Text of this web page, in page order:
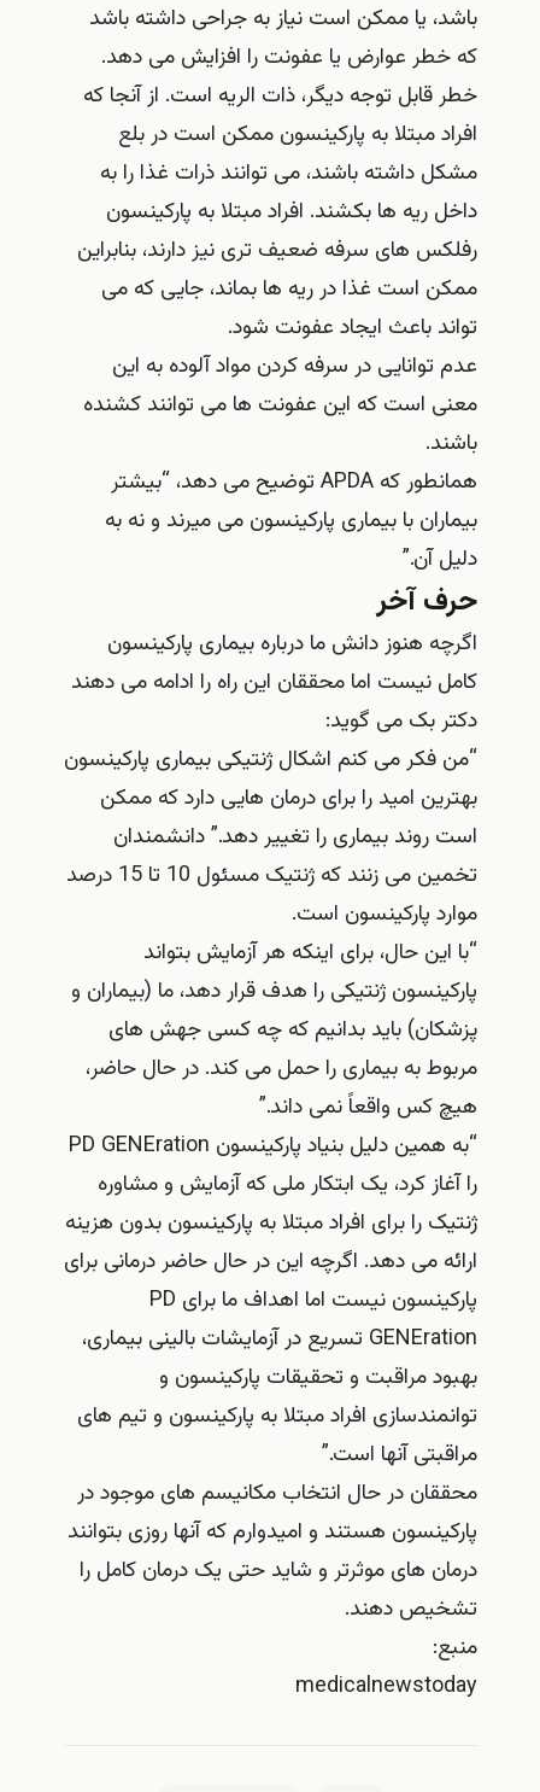
باشد، یا ممکن است نیاز به جراحی داشته باشد
که خطر عوارض یا عفونت را افزایش می دهد.
خطر قابل توجه دیگر، ذات الریه است. از آنجا که
افراد مبتلا به پارکینسون ممکن است در بلع
مشکل داشته باشند، می توانند ذرات غذا را به
داخل ریه ها بکشند. افراد مبتلا به پارکینسون
رفلکس های سرفه ضعیف تری نیز دارند، بنابراین
ممکن است غذا در ریه ها بماند، جایی که می
تواند باعث ایجاد عفونت شود.
عدم توانایی در سرفه کردن مواد آلوده به این
معنی است که این عفونت ها می توانند کشنده
باشند.
همانطور که APDA توضیح می دهد، “بیشتر
بیماران با بیماری پارکینسون می میرند و نه به
دلیل آن.”
حرف آخر
اگرچه هنوز دانش ما درباره بیماری پارکینسون
کامل نیست اما محققان این راه را ادامه می دهند
دکتر بک می گوید:
“من فکر می کنم اشکال ژنتیکی بیماری پارکینسون
بهترین امید را برای درمان هایی دارد که ممکن
است روند بیماری را تغییر دهد.” دانشمندان
تخمین می زنند که ژنتیک مسئول 10 تا 15 درصد
موارد پارکینسون است.
“با این حال، برای اینکه هر آزمایش بتواند
پارکینسون ژنتیکی را هدف قرار دهد، ما (بیماران و
پزشکان) باید بدانیم که چه کسی جهش های
مربوط به بیماری را حمل می کند. در حال حاضر،
هیچ کس واقعاً نمی داند.”
“به همین دلیل بنیاد پارکینسون PD GENEration
را آغاز کرد، یک ابتکار ملی که آزمایش و مشاوره
ژنتیک را برای افراد مبتلا به پارکینسون بدون هزینه
ارائه می دهد. اگرچه این در حال حاضر درمانی برای
پارکینسون نیست اما اهداف ما برای PD
GENEration تسریع در آزمایشات بالینی بیماری،
بهبود مراقبت و تحقیقات پارکینسون و
توانمندسازی افراد مبتلا به پارکینسون و تیم های
مراقبتی آنها است.”
محققان در حال انتخاب مکانیسم های موجود در
پارکینسون هستند و امیدوارم که آنها روزی بتوانند
درمان های موثرتر و شاید حتی یک درمان کامل را
تشخیص دهند.
منبع:
medicalnewstoday